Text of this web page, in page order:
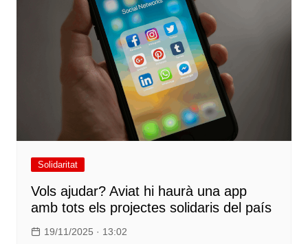
Solidaritat
Vols ajudar? Aviat hi haurà una app
amb tots els projectes solidaris del país
19/11/2025 · 13:02